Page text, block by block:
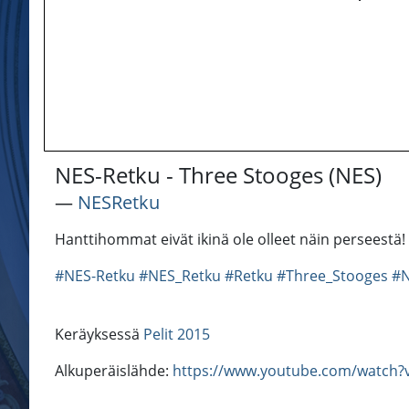
NES-Retku - Three Stooges (NES)
― NESRetku
Hanttihommat eivät ikinä ole olleet näin perseestä!
#NES-Retku #NES_Retku #Retku #Three_Stooges
Keräyksessä Pelit 2015
Alkuperäislähde: https://www.youtube.com/